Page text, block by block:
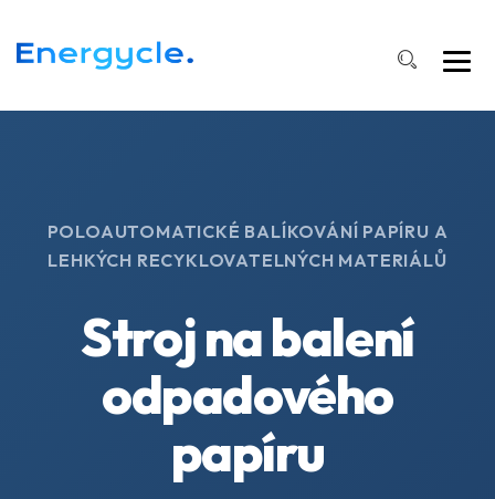
POLOAUTOMATICKÉ BALÍKOVÁNÍ PAPÍRU A
LEHKÝCH RECYKLOVATELNÝCH MATERIÁLŮ
Stroj na balení
odpadového
papíru